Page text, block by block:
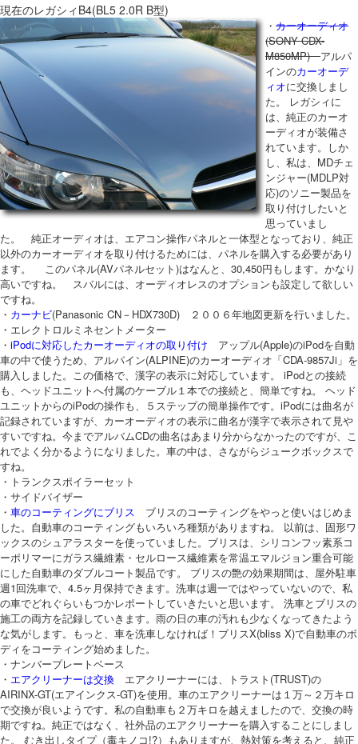
現在のレガシィB4(BL5 2.0R B型)
・ カーオーディオ
(SONY CDX-
M850MP)アルパ
インのカーオーデ
ィオに交換しまし
た。 レガシィに
は、純正のカーオ
ーディオが装備さ
れています。しか
し、私は、MDチェ
ンジャー(MDLP対
応)のソニー製品を
取り付けしたいと
思っていまし
た。 純正オーディオは、エアコン操作パネルと一体型となっており、純正
以外のカーオーディオを取り付けるためには、パネルを購入する必要があり
ます。 このパネル(AVパネルセット)はなんと、30,450円もします。かなり
高いですね。 スバルには、オーディオレスのオプションも設定して欲しい
ですね。
・ カーナビ(Panasonic CN－HDX730D) ２００６年地図更新を行いました。
・エレクトロルミネセントメーター
・ iPodに対応したカーオーディオの取り付け アップル(Apple)のiPodを自動
車の中で使うため、アルパイン(ALPINE)のカーオーディオ「CDA-9857Ji」を
購入しました。この価格で、漢字の表示に対応しています。 iPodとの接続
も、ヘッドユニットへ付属のケーブル１本での接続と、簡単ですね。 ヘッド
ユニットからのiPodの操作も、５ステップの簡単操作です。iPodには曲名が
記録されていますが、カーオーディオの表示に曲名が漢字で表示されて見や
すいですね。今までアルバムCDの曲名はあまり分からなかったのですが、こ
れでよく分かるようになりました。車の中は、さながらジュークボックスで
すね。
・トランクスポイラーセット
・サイドバイザー
・ 車のコーティングにブリス
ブリスのコーティングをやっと使いはじめま
した。自動車のコーティングもいろいろ種類がありますね。 以前は、固形ワ
ックスのシュアラスターを使っていました。ブリスは、シリコンフッ素系コ
ーポリマーにガラス繊維素・セルロース繊維素を常温エマルジョン重合可能
にした自動車のダブルコート製品です。 ブリスの艶の効果期間は、屋外駐車
週1回洗車で、4.5ヶ月保持できます。洗車は週一ではやっていないので、私
の車でどれぐらいもつかレポートしていきたいと思います。 洗車とブリスの
施工の両方を記録していきます。雨の日の車の汚れも少なくなってきたよう
な気がします。もっと、車を洗車しなければ！ブリスX(bliss X)で自動車のボ
ディをコーティング始めました。
・ナンバープレートベース
・ エアクリーナーは交換 エアクリーナーには、トラスト(TRUST)の
AIRINX-GT(エアインクス-GT)を使用。車のエアクリーナーは１万～２万キロ
で交換が良いようです。私の自動車も２万キロを越えましたので、交換の時
期ですね。純正ではなく、社外品のエアクリーナーを購入することにしまし
た。 むき出しタイプ（毒キノコ!?）もありますが、熱対策を考えると、純正